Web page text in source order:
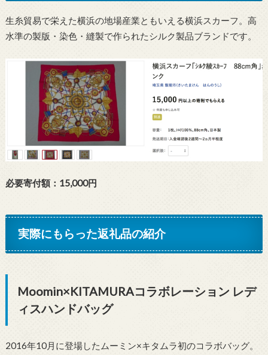
生糸貿易で栄えた横浜の地場産業ともいえる横浜スカーフ。高
水準の製版・染色・縫製で作られたシルク製品ブランドです。
必要寄付額：15,000円
実際にもらった返礼品の紹介
Moomin×KITAMURAコラボレーション レデ
ィスハンドバッグ
2016年10月に登場したムーミン×キタムラ初のコラボバッグ。